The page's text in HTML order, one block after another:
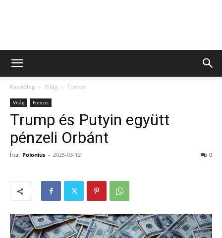
Kezdőlap Világ Fontos
Világ Fontos
Trump és Putyin együtt
pénzeli Orbánt
Írta: Polonius - 2025-03-12 0